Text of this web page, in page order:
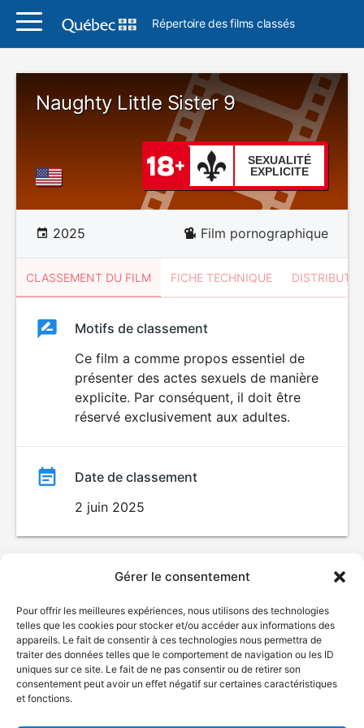
Gérer le consentement
Pour offrir les meilleures expériences, nous utilisons des technologies
telles que les cookies pour stocker et/ou accéder aux informations des
appareils. Le fait de consentir à ces technologies nous permettra de
traiter des données telles que le comportement de navigation ou les ID
uniques sur ce site. Le fait de ne pas consentir ou de retirer son
consentement peut avoir un effet négatif sur certaines caractéristiques
et fonctions.
Répertoire des films classés
Naughty Little Sister 9
SEXUALITÉ
EXPLICITE
2025 Film pornographique
CLASSEMENT DU FILM FICHE TECHNIQUE
ClassementClassement
SEXUALITÉ
EXPLICITE
Motifs de classement
Ce film a comme propos essentiel de
présenter des actes sexuels de manière
explicite. Par conséquent, il doit être
réservé exclusivement aux adultes.
Date de classement
2 juin 2025